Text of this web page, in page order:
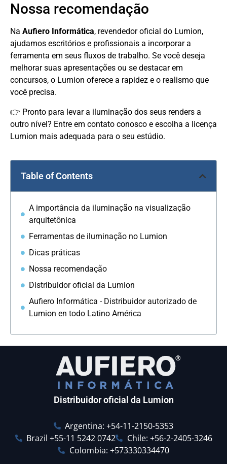
Nossa recomendação
Na Aufiero Informática, revendedor oficial do Lumion,
ajudamos escritórios e profissionais a incorporar a
ferramenta em seus fluxos de trabalho. Se você deseja
melhorar suas apresentações ou se destacar em
concursos, o Lumion oferece a rapidez e o realismo que
você precisa.
👉 Pronto para levar a iluminação dos seus renders a
outro nível? Entre em contato conosco e escolha a licença
Lumion mais adequada para o seu estúdio.
Table of Contents
A importância da iluminação na visualização
arquitetônica
Ferramentas de iluminação no Lumion
Dicas práticas
Nossa recomendação
Distribuidor oficial da Lumion
Aufiero Informática - Distribuidor autorizado de
Lumion en todo Latino América
Distribuidor oficial da Lumion
Argentina: +54-11-2150-5353
Brazil +55-11 5242 0742
Chile: +56-2-2405-3246
Colombia: +573330334470